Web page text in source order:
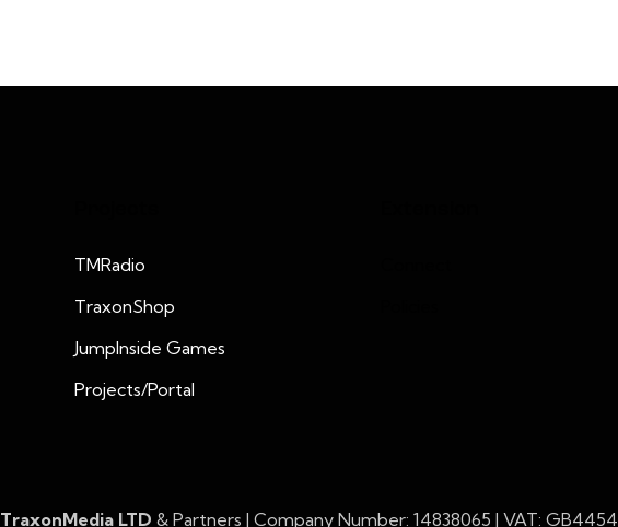
TMRadio
TraxonShop
JumpInside Games
Projects/Portal
TraxonMedia LTD & Partners | Company Number: 14838065 | VAT: